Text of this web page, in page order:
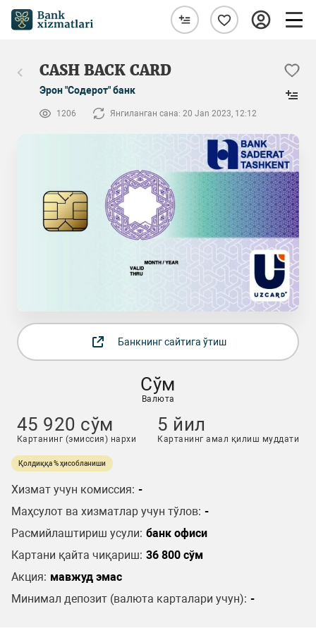
CASH BACK CARD
Эрон "Содерот" банк
1206 Янгиланган сана: 20 Jan 2023, 12:12
Банкнинг сайтига ўтиш
Сўм
Валюта
45 920 сўм
Картанинг (эмиссия) нархи
5 йил
Картанинг амал қилиш муддати
Қолдиққа % ҳисобланиши
Хизмат учун комиссия: -
Маҳсулот ва хизматлар учун тўлов: -
Расмийлаштириш усули: банк офиси
Картани қайта чиқариш: 36 800 сўм
Акция: мавжуд эмас
Минимал депозит (валюта карталари учун): -